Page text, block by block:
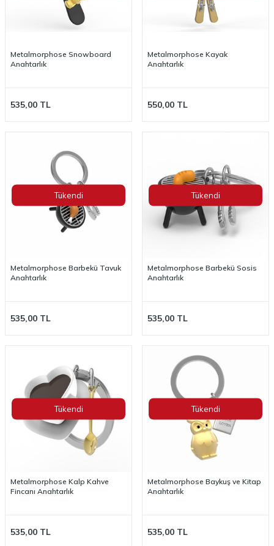
Metalmorphose Snowboard
Anahtarlık
535,00 TL
Metalmorphose Kayak
Anahtarlık
550,00 TL
Tükendi
Metalmorphose Barbekü Tavuk
Anahtarlık
535,00 TL
Tükendi
Metalmorphose Barbekü Sosis
Anahtarlık
535,00 TL
Tükendi
Metalmorphose Kalp Kahve
Fincanı Anahtarlık
535,00 TL
Tükendi
Metalmorphose Baykuş ve Kitap
Anahtarlık
535,00 TL